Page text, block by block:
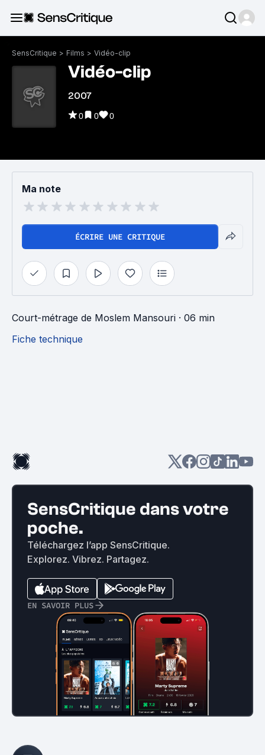
SensCritique > Films > Vidéo-clip
Vidéo-clip
2007
0 0 0
Ma note
ÉCRIRE UNE CRITIQUE
Court-métrage de Moslem Mansouri · 06 min
Fiche technique
SensCritique dans votre
poche.
Téléchargez l’app SensCritique.
Explorez. Vibrez. Partagez.
EN SAVOIR PLUS